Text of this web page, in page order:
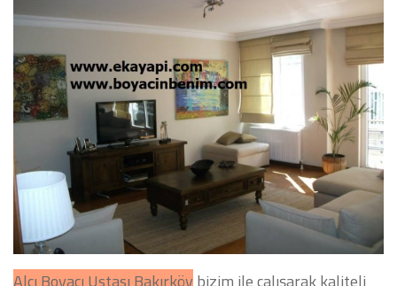
Alçı Boyacı Ustası Bakırköy bizim ile çalışarak kaliteli